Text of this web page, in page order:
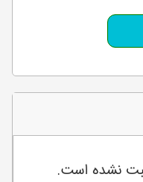
ثبت نشده است.